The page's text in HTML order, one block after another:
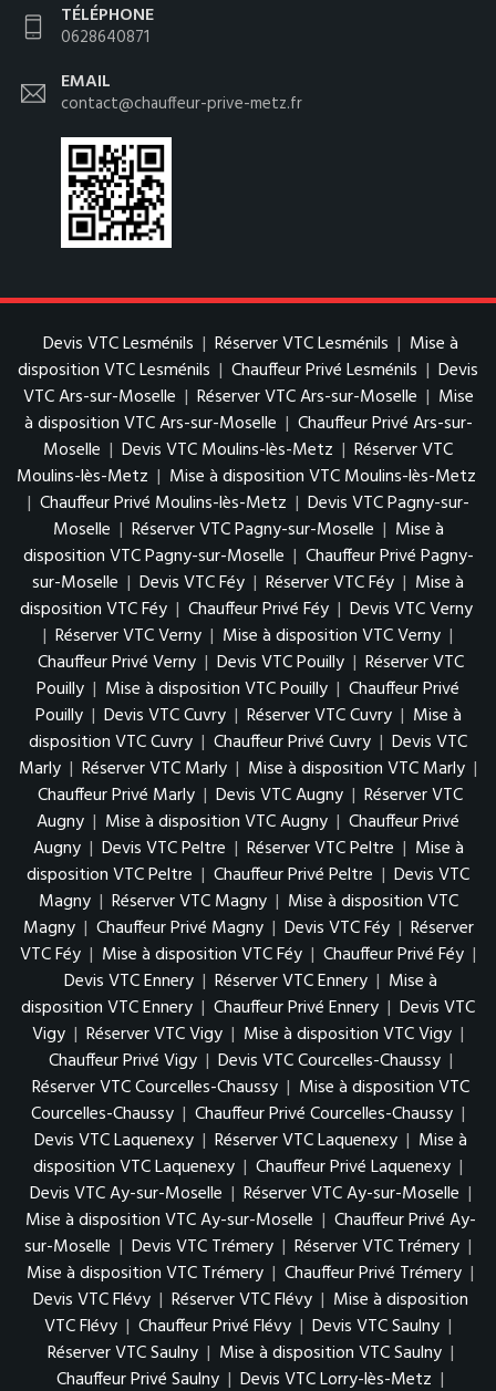
TÉLÉPHONE
0628640871
EMAIL
contact@chauffeur-prive-metz.fr
Devis VTC Lesménils | Réserver VTC Lesménils | Mise à
disposition VTC Lesménils | Chauffeur Privé Lesménils | Devis
VTC Ars-sur-Moselle | Réserver VTC Ars-sur-Moselle | Mise
à disposition VTC Ars-sur-Moselle | Chauffeur Privé Ars-sur-
Moselle | Devis VTC Moulins-lès-Metz | Réserver VTC
Moulins-lès-Metz | Mise à disposition VTC Moulins-lès-Metz
| Chauffeur Privé Moulins-lès-Metz | Devis VTC Pagny-sur-
Moselle | Réserver VTC Pagny-sur-Moselle | Mise à
disposition VTC Pagny-sur-Moselle | Chauffeur Privé Pagny-
sur-Moselle | Devis VTC Féy | Réserver VTC Féy | Mise à
disposition VTC Féy | Chauffeur Privé Féy | Devis VTC Verny
| Réserver VTC Verny | Mise à disposition VTC Verny |
Chauffeur Privé Verny | Devis VTC Pouilly | Réserver VTC
Pouilly | Mise à disposition VTC Pouilly | Chauffeur Privé
Pouilly | Devis VTC Cuvry | Réserver VTC Cuvry | Mise à
disposition VTC Cuvry | Chauffeur Privé Cuvry | Devis VTC
Marly | Réserver VTC Marly | Mise à disposition VTC Marly |
Chauffeur Privé Marly | Devis VTC Augny | Réserver VTC
Augny | Mise à disposition VTC Augny | Chauffeur Privé
Augny | Devis VTC Peltre | Réserver VTC Peltre | Mise à
disposition VTC Peltre | Chauffeur Privé Peltre | Devis VTC
Magny | Réserver VTC Magny | Mise à disposition VTC
Magny | Chauffeur Privé Magny | Devis VTC Féy | Réserver
VTC Féy | Mise à disposition VTC Féy | Chauffeur Privé Féy |
Devis VTC Ennery | Réserver VTC Ennery | Mise à
disposition VTC Ennery | Chauffeur Privé Ennery | Devis VTC
Vigy | Réserver VTC Vigy | Mise à disposition VTC Vigy |
Chauffeur Privé Vigy | Devis VTC Courcelles-Chaussy |
Réserver VTC Courcelles-Chaussy | Mise à disposition VTC
Courcelles-Chaussy | Chauffeur Privé Courcelles-Chaussy |
Devis VTC Laquenexy | Réserver VTC Laquenexy | Mise à
disposition VTC Laquenexy | Chauffeur Privé Laquenexy |
Devis VTC Ay-sur-Moselle | Réserver VTC Ay-sur-Moselle |
Mise à disposition VTC Ay-sur-Moselle | Chauffeur Privé Ay-
sur-Moselle | Devis VTC Trémery | Réserver VTC Trémery |
Mise à disposition VTC Trémery | Chauffeur Privé Trémery |
Devis VTC Flévy | Réserver VTC Flévy | Mise à disposition
VTC Flévy | Chauffeur Privé Flévy | Devis VTC Saulny |
Réserver VTC Saulny | Mise à disposition VTC Saulny |
Chauffeur Privé Saulny | Devis VTC Lorry-lès-Metz |